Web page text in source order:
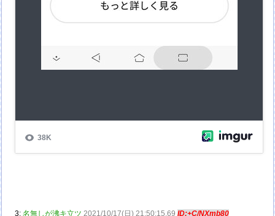
3:名無しが沸キ立ツ 2021/10/17(日) 21:50:15.69ID:+C/NXmb80